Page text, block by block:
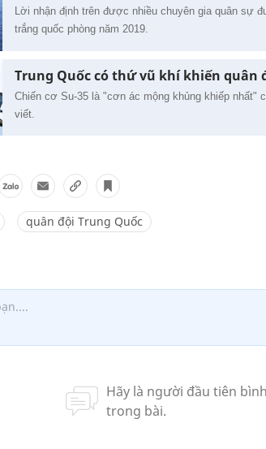
Lời nhận định trên được nhiều chuyên gia quân sự
trắng quốc phòng năm 2019.
Trung Quốc có thứ vũ khí khiến quân
Chiến cơ Su-35 là "cơn ác mộng khủng khiếp nhất"
viết.
quân đội Trung Quốc